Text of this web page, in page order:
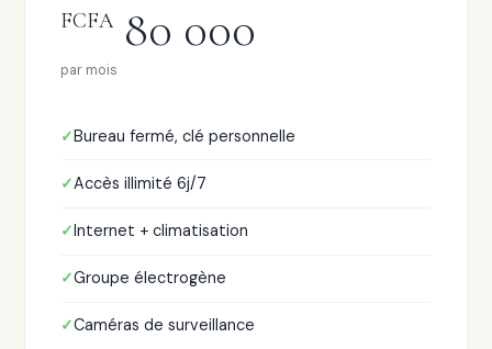
FCFA80 000
par mois
Bureau fermé, clé personnelle
Accès illimité 6j/7
Internet + climatisation
Groupe électrogène
Caméras de surveillance